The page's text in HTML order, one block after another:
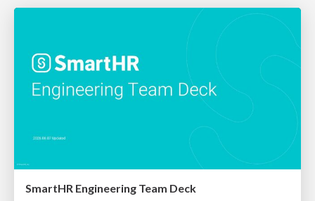
SmartHR Engineering Team Deck